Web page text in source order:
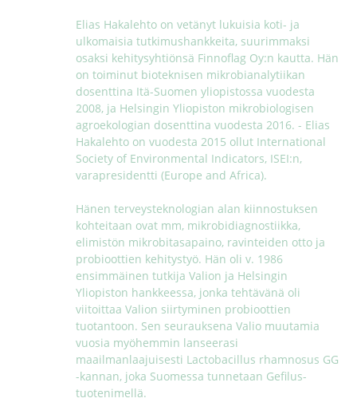
Elias Hakalehto on vetänyt lukuisia koti- ja
ulkomaisia tutkimushankkeita, suurimmaksi
osaksi kehitysyhtiönsä Finnoflag Oy:n kautta. Hän
on toiminut bioteknisen mikrobianalytiikan
dosenttina Itä-Suomen yliopistossa vuodesta
2008, ja Helsingin Yliopiston mikrobiologisen
agroekologian dosenttina vuodesta 2016. - Elias
Hakalehto on vuodesta 2015 ollut International
Society of Environmental Indicators, ISEI:n,
varapresidentti (Europe and Africa).
Hänen terveysteknologian alan kiinnostuksen
kohteitaan ovat mm, mikrobidiagnostiikka,
elimistön mikrobitasapaino, ravinteiden otto ja
probioottien kehitystyö. Hän oli v. 1986
ensimmäinen tutkija Valion ja Helsingin
Yliopiston hankkeessa, jonka tehtävänä oli
viitoittaa Valion siirtyminen probioottien
tuotantoon. Sen seurauksena Valio muutamia
vuosia myöhemmin lanseerasi
maailmanlaajuisesti Lactobacillus rhamnosus GG
-kannan, joka Suomessa tunnetaan Gefilus-
tuotenimellä.